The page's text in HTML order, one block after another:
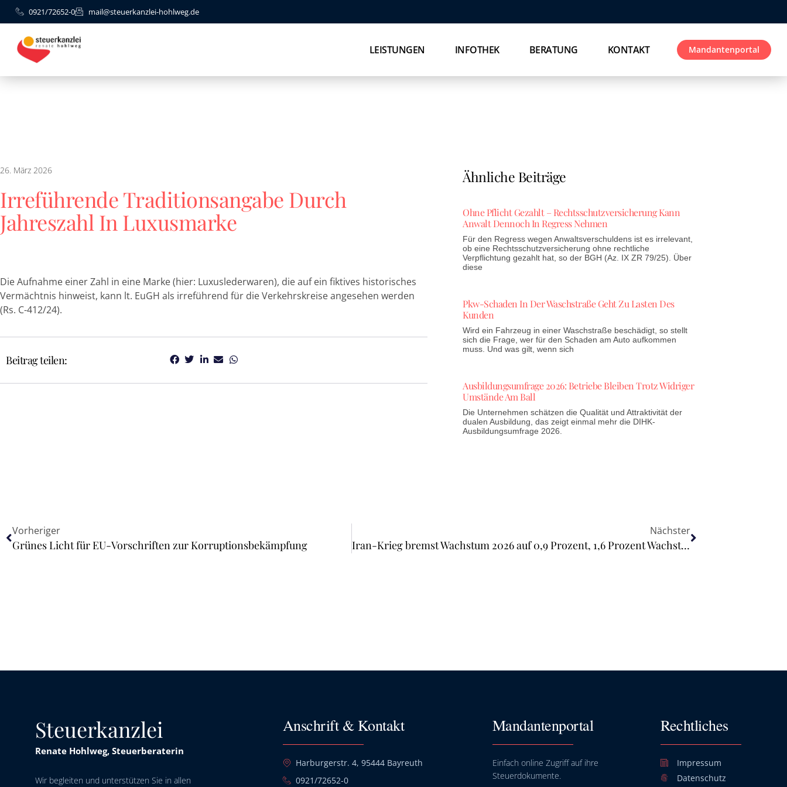
0921/72652-0 mail@steuerkanzlei-hohlweg.de
LEISTUNGEN INFOTHEK BERATUNG KONTAKT Mandantenportal
26. März 2026
Irreführende Traditionsangabe Durch
Jahreszahl In Luxusmarke
Die Aufnahme einer Zahl in eine Marke (hier: Luxuslederwaren), die auf ein fiktives historisches
Vermächtnis hinweist, kann lt. EuGH als irreführend für die Verkehrskreise angesehen werden
(Rs. C-412/24).
Beitrag teilen:
Ähnliche Beiträge
Ohne Pflicht Gezahlt – Rechtsschutzversicherung Kann
Anwalt Dennoch In Regress Nehmen
Für den Regress wegen Anwaltsverschuldens ist es irrelevant,
ob eine Rechtsschutzversicherung ohne rechtliche
Verpflichtung gezahlt hat, so der BGH (Az. IX ZR 79/25). Über
diese
Pkw-Schaden In Der Waschstraße Geht Zu Lasten Des
Kunden
Wird ein Fahrzeug in einer Waschstraße beschädigt, so stellt
sich die Frage, wer für den Schaden am Auto aufkommen
muss. Und was gilt, wenn sich
Ausbildungsumfrage 2026: Betriebe Bleiben Trotz Widriger
Umstände Am Ball
Die Unternehmen schätzen die Qualität und Attraktivität der
dualen Ausbildung, das zeigt einmal mehr die DIHK-
Ausbildungsumfrage 2026.
Vorheriger
Grünes Licht für EU-Vorschriften zur Korruptionsbekämpfung
Nächster
Iran-Krieg bremst Wachstum 2026 auf 0,9 Prozent, 1,6 Prozent Wachstum 2027
Steuerkanzlei
Renate Hohlweg, Steuerberaterin
Wir begleiten und unterstützen Sie in allen
Anschrift & Kontakt
Harburgerstr. 4, 95444 Bayreuth
0921/72652-0
Mandantenportal
Einfach online Zugriff auf ihre
Steuerdokumente.
Rechtliches
Impressum
Datenschutz